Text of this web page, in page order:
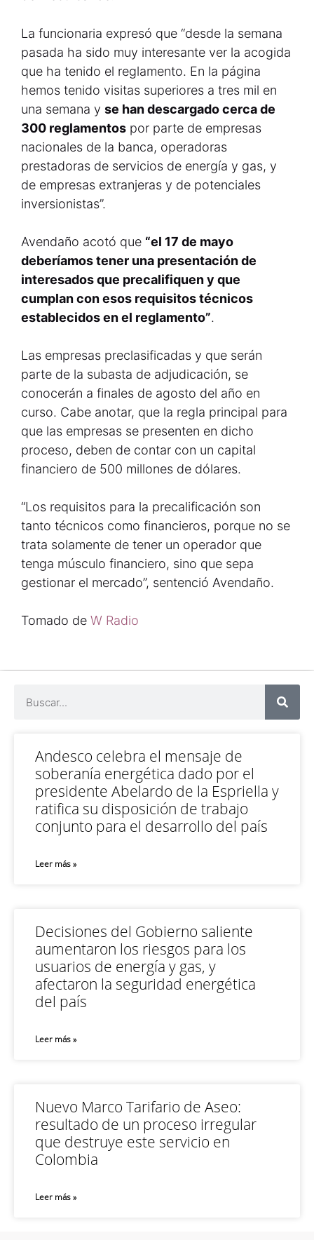
La funcionaria expresó que “desde la semana
pasada ha sido muy interesante ver la acogida
que ha tenido el reglamento. En la página
hemos tenido visitas superiores a tres mil en
una semana y se han descargado cerca de
300 reglamentos por parte de empresas
nacionales de la banca, operadoras
prestadoras de servicios de energía y gas, y
de empresas extranjeras y de potenciales
inversionistas”.
Avendaño acotó que “el 17 de mayo
deberíamos tener una presentación de
interesados que precalifiquen y que
cumplan con esos requisitos técnicos
establecidos en el reglamento”.
Las empresas preclasificadas y que serán
parte de la subasta de adjudicación, se
conocerán a finales de agosto del año en
curso. Cabe anotar, que la regla principal para
que las empresas se presenten en dicho
proceso, deben de contar con un capital
financiero de 500 millones de dólares.
“Los requisitos para la precalificación son
tanto técnicos como financieros, porque no se
trata solamente de tener un operador que
tenga músculo financiero, sino que sepa
gestionar el mercado”, sentenció Avendaño.
Tomado de W Radio
Andesco celebra el mensaje de
soberanía energética dado por el
presidente Abelardo de la Espriella y
ratifica su disposición de trabajo
conjunto para el desarrollo del país
Leer más »
Decisiones del Gobierno saliente
aumentaron los riesgos para los
usuarios de energía y gas, y
afectaron la seguridad energética
del país
Leer más »
Nuevo Marco Tarifario de Aseo:
resultado de un proceso irregular
que destruye este servicio en
Colombia
Leer más »